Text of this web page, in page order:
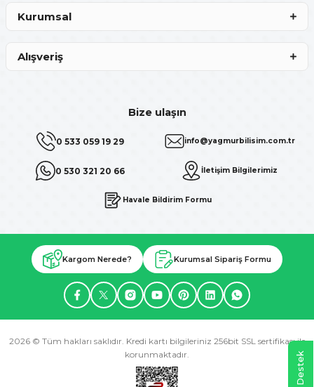
Bize ulaşın
0 533 059 19 29
0 530 321 20 66
info@yagmurbilisim.com.tr
İletişim Bilgilerimiz
Havale Bildirim Formu
Kurumsal
Alışveriş
Kargom Nerede? Kurumsal Sipariş Formu
2026 © Tüm hakları saklıdır. Kredi kartı bilgileriniz 256bit SSL sertifikası ile
korunmaktadır.